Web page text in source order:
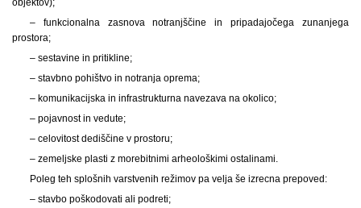
objektov);
– funkcionalna zasnova notranjščine in pripadajočega zunanjega
prostora;
– sestavine in pritikline;
– stavbno pohištvo in notranja oprema;
– komunikacijska in infrastrukturna navezava na okolico;
– pojavnost in vedute;
– celovitost dediščine v prostoru;
– zemeljske plasti z morebitnimi arheološkimi ostalinami.
Poleg teh splošnih varstvenih režimov pa velja še izrecna prepoved:
– stavbo poškodovati ali podreti;